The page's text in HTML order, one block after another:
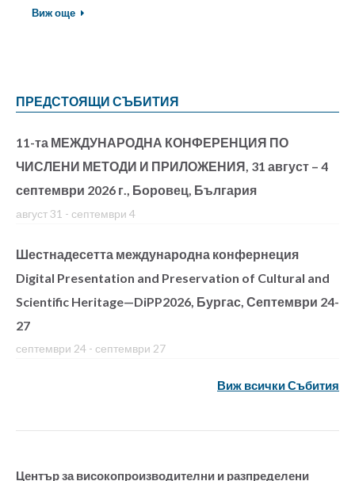
Виж още
ПРЕДСТОЯЩИ СЪБИТИЯ
11-та МЕЖДУНАРОДНА КОНФЕРЕНЦИЯ ПО
ЧИСЛЕНИ МЕТОДИ И ПРИЛОЖЕНИЯ, 31 август – 4
септември 2026 г., Боровец, България
август 31 - септември 4
Шестнадесетта международна конфернеция
Digital Presentation and Preservation of Cultural and
Scientific Heritage—DiPP2026, Бургас, Септември 24-
27
септември 24 - септември 27
Виж всички Събития
Център за високопроизводителни и разпределени